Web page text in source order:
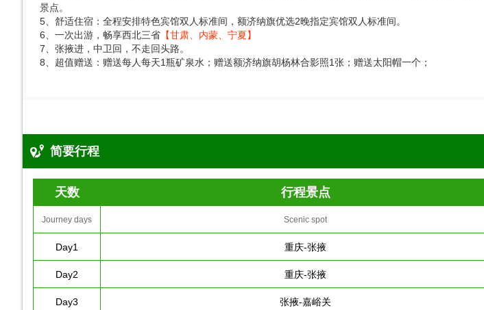
景点。
5、舒适住宿：全程安排特色宾馆双人标准间，额济纳旗优选2晚指定宾馆双人标准间。
6、一次出游，畅享西北三省 【甘肃、内蒙、宁夏】
7、张掖进，中卫回，不走回头路。
8、超值赠送：赠送每人每天1瓶矿泉水；赠送额济纳旗胡杨林合影照1张；赠送太阳帽一个；
简要行程
天数 行程景点
Journey days Scenic spot
Day1 重庆-张掖
Day2 重庆-张掖
Day3 张掖-嘉峪关